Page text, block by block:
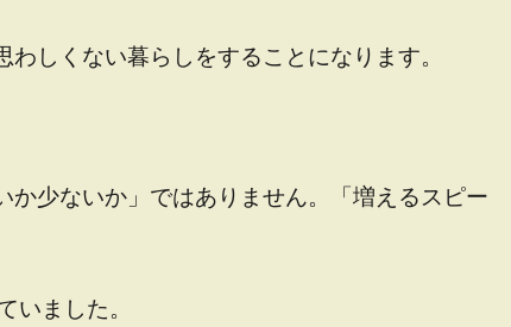
しくない暮らしをすることになります。
少ないか」ではありません。「増えるスピー
いました。